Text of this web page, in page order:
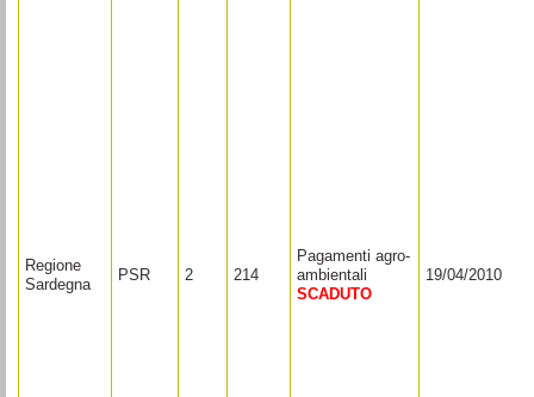
Regione
Sardegna
PSR 2 214
Pagamenti agro-
ambientali
SCADUTO
19/04/2010